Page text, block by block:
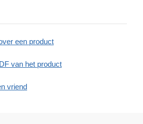
een product
van het product
vriend